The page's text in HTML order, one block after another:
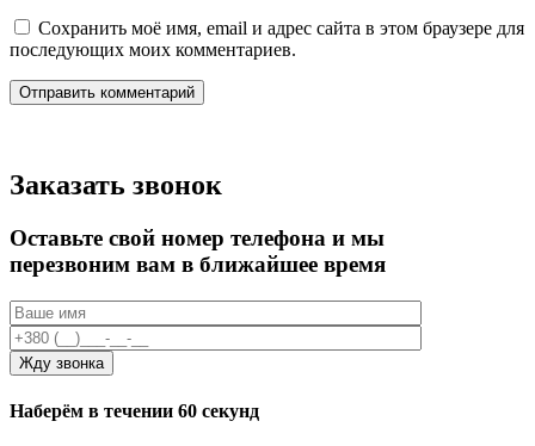
Сохранить моё имя, email и адрес сайта в этом браузере для
последующих моих комментариев.
Заказать звонок
Оставьте свой номер телефона и мы
перезвоним вам в ближайшее время
Наберём в течении 60 секунд